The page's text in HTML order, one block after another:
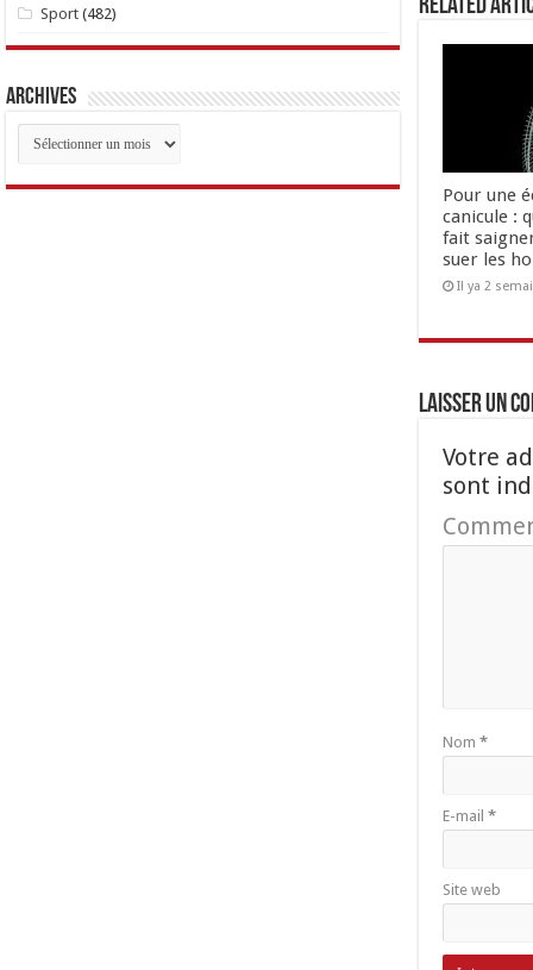
Related
Pour une
canicule :
fait
suer les
Il ya 2
Laisser un
Votre
sont
Nom *
E-mail *
Site web
Sport (482)
Archives
Archives